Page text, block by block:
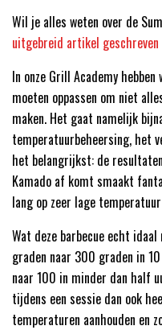
Wil je alles weten over de
uitgebreid artikel geschreven
In onze Grill Academy
moeten oppassen om niet
maken. Het gaat namelijk
temperatuurbeheersing, het
het belangrijkst: de
Kamado af komt smaakt
lang op zeer lage
Wat deze barbecue echt
graden naar 300 graden in
naar 100 in minder dan half
tijdens een sessie dan ook
temperaturen aanhouden